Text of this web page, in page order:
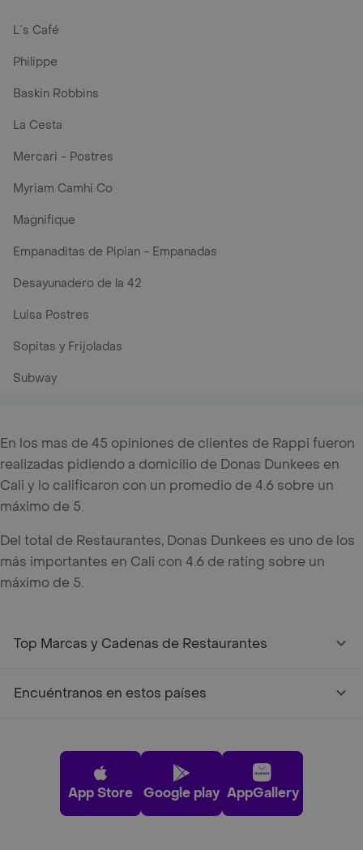
L´s Café
Philippe
Baskin Robbins
La Cesta
Mercari - Postres
Myriam Camhi Co
Magnifique
Empanaditas de Pipian - Empanadas
Desayunadero de la 42
Luisa Postres
Sopitas y Frijoladas
Subway
En los mas de 45 opiniones de clientes de Rappi fueron
realizadas pidiendo a domicilio de Donas Dunkees en
Cali y lo calificaron con un promedio de 4.6 sobre un
máximo de 5.
Del total de Restaurantes, Donas Dunkees es uno de los
más importantes en Cali con 4.6 de rating sobre un
máximo de 5.
Top Marcas y Cadenas de Restaurantes
Encuéntranos en estos países
App Store Google play AppGallery